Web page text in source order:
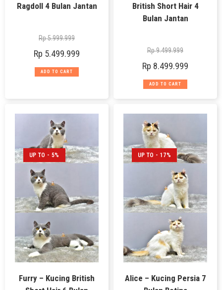
Ragdoll 4 Bulan Jantan
Rp5.999.999
Rp 5.499.999
ADD TO CART
British Short Hair 4
Bulan Jantan
Rp9.499.999
Rp 8.499.999
ADD TO CART
UP TO - 5%
Furry – Kucing British
UP TO - 17%
Alice – Kucing Persia 7